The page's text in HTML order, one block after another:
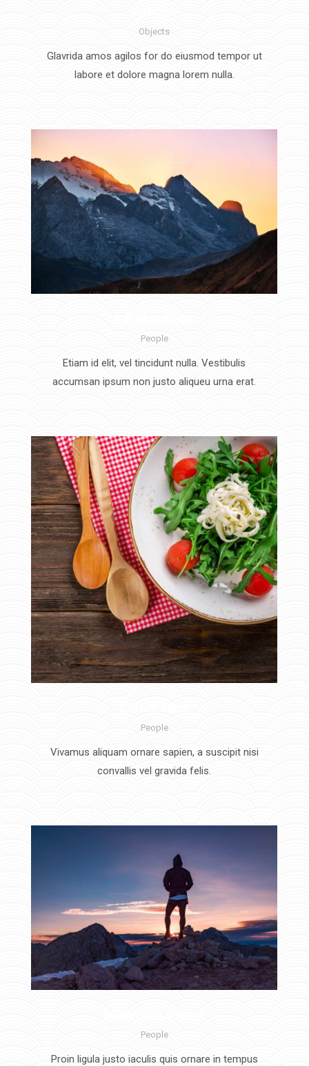
Objects
Glavrida amos agilos for do eiusmod tempor ut
labore et dolore magna lorem nulla.
People
Etiam id elit, vel tincidunt nulla. Vestibulis
accumsan ipsum non justo aliqueu urna erat.
People
Vivamus aliquam ornare sapien, a suscipit nisi
convallis vel gravida felis.
People
Proin ligula justo iaculis quis ornare in tempus